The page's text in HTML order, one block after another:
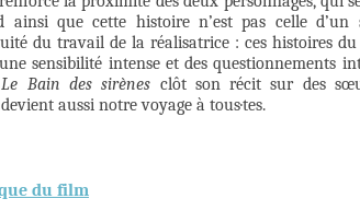
ainsi que cette histoire n’est pas celle d’un
du travail de la réalisatrice : ces histoires
sensibilité intense et des questionnements
Le Bain des sirènes clôt son récit sur des
aussi notre voyage à tous·tes.
du film